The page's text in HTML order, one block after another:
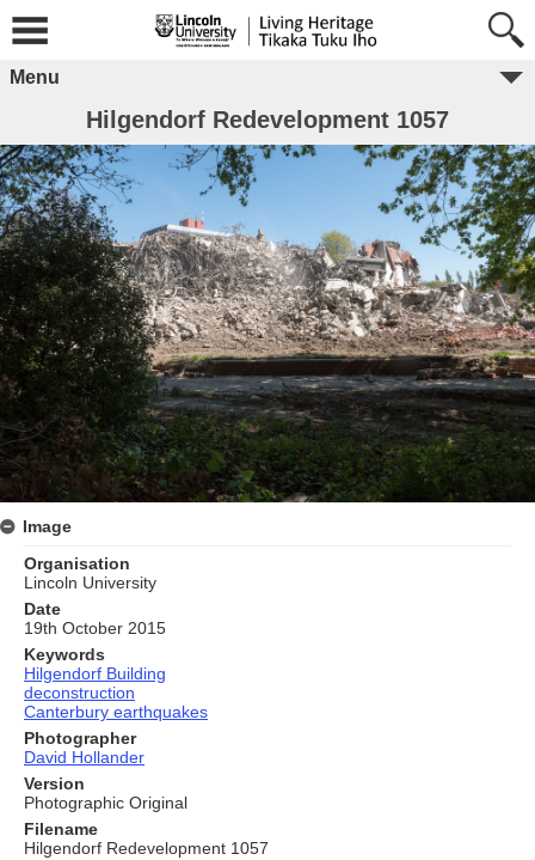
Menu
Hilgendorf Redevelopment 1057
Image
Organisation
Lincoln University
Date
19th October 2015
Keywords
Hilgendorf Building
deconstruction
Canterbury earthquakes
Photographer
David Hollander
Version
Photographic Original
Filename
Hilgendorf Redevelopment 1057